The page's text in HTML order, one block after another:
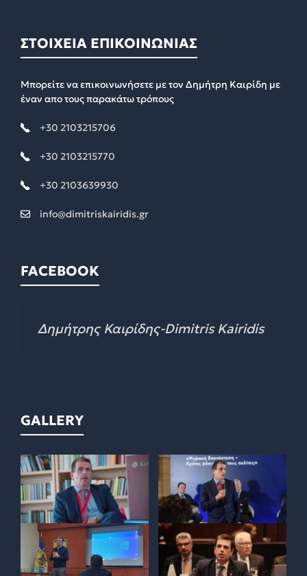
ΣΤΟΙΧΕΙΑ ΕΠΙΚΟΙΝΩΝΙΑΣ
Μπορείτε να επικοινωνήσετε με τον Δημήτρη Καιρίδη με
έναν απο τους παρακάτω τρόπους
+30 2103215706
+30 2103215770
+30 2103639930
info@dimitriskairidis.gr
FACEBOOK
Δημήτρης Καιρίδης-Dimitris Kairidis
GALLERY